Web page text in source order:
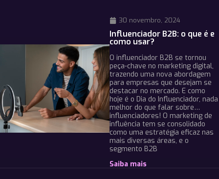
30 novembro, 2024
Influenciador B2B: o que é e
como usar?
O influenciador B2B se tornou
peça-chave no marketing digital,
trazendo uma nova abordagem
para empresas que desejam se
destacar no mercado. E como
hoje é o Dia do Influenciador, nada
melhor do que falar sobre…
influenciadores! O marketing de
influência tem se consolidado
como uma estratégia eficaz nas
mais diversas áreas, e o
segmento B2B
Saiba mais